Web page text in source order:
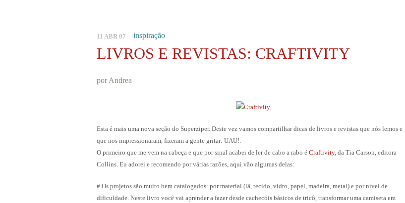
11 ABR 07 inspiração
LIVROS E REVISTAS: CRAFTIVITY
por Andrea
Esta é mais uma nova seção do Superziper. Deste vez vamos compartilhar dicas de livros e revistas que nós lemos e
que nos impressionaram, fizeram a gente gritar: UAU!.
O primeiro que me vem na cabeça e que por sinal acabei de ler de cabo a rabo é Craftivity, da Tia Carson, editora
Collins. Eu adorei e recomendo por várias razões, aqui vão algumas delas:
# Os projetos são muito bem catalogados: por material (lã, tecido, vidro, papel, madeira, metal) e por nível de
dificuldade. Neste livro você vai aprender a fazer desde cachecóis básicos de tricô, transformar uma camiseta em